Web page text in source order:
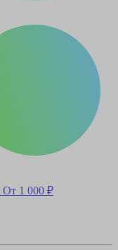
От 1 000 ₽